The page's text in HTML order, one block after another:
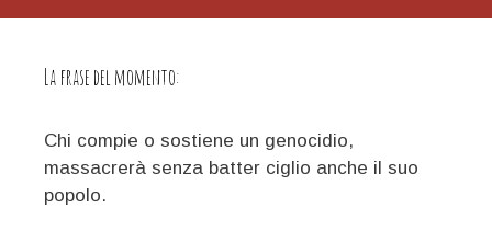
La frase del momento:
Chi compie o sostiene un genocidio,
massacrerà senza batter ciglio anche il suo
popolo.